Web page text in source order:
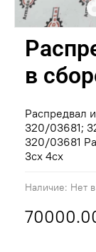
Наличие: Нет
в
Распредвал
320/03681;
320/03681
3cx 4cx